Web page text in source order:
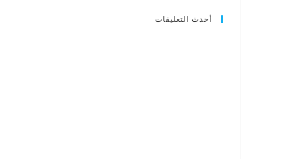
أحدث التعليقات